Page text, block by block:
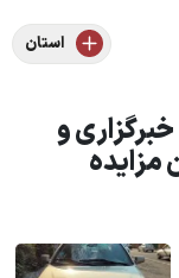
استان
و
مزایده